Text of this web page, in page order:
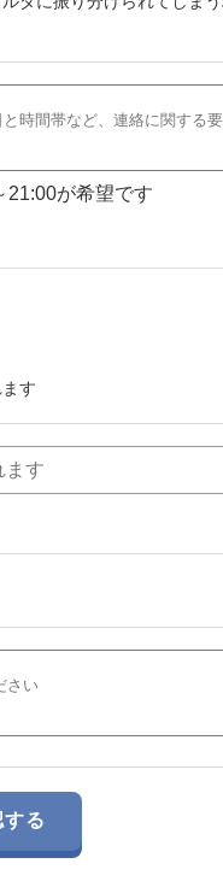
21:00が希望です
す